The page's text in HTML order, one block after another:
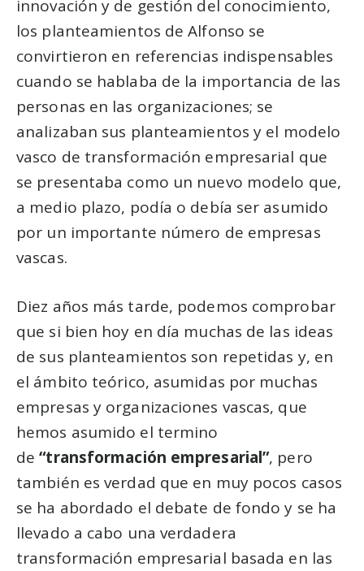
innovación y de gestión del conocimiento,
los planteamientos de Alfonso se
convirtieron en referencias indispensables
cuando se hablaba de la importancia de las
personas en las organizaciones; se
analizaban sus planteamientos y el modelo
vasco de transformación empresarial que
se presentaba como un nuevo modelo que,
a medio plazo, podía o debía ser asumido
por un importante número de empresas
vascas.
Diez años más tarde, podemos comprobar
que si bien hoy en día muchas de las ideas
de sus planteamientos son repetidas y, en
el ámbito teórico, asumidas por muchas
empresas y organizaciones vascas, que
hemos asumido el termino
de “transformación empresarial”, pero
también es verdad que en muy pocos casos
se ha abordado el debate de fondo y se ha
llevado a cabo una verdadera
transformación empresarial basada en las